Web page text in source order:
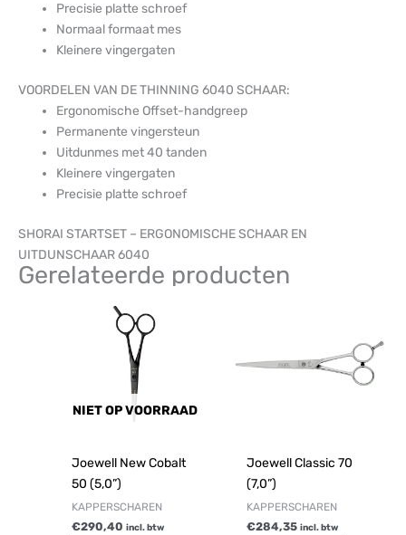
Precisie platte schroef
Normaal formaat mes
Kleinere vingergaten
VOORDELEN VAN DE THINNING 6040 SCHAAR:
Ergonomische Offset-handgreep
Permanente vingersteun
Uitdunmes met 40 tanden
Kleinere vingergaten
Precisie platte schroef
SHORAI STARTSET – ERGONOMISCHE SCHAAR EN
UITDUNSCHAAR 6040
Gerelateerde producten
NIET OP VOORRAAD
Joewell New Cobalt
50 (5,0”)
KAPPERSCHAREN
€290,40 incl. btw
Joewell Classic 70
(7,0”)
KAPPERSCHAREN
€284,35 incl. btw